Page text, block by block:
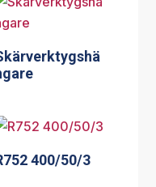
400/50/3